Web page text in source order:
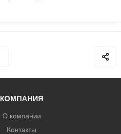
КОМПАНИЯ
О компании
Контакты